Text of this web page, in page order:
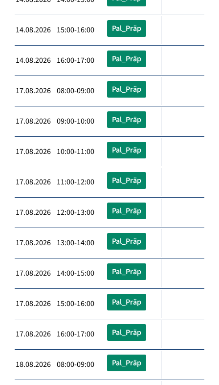
14.08.2026 15:00-16:00 Pal_Präp
14.08.2026 16:00-17:00 Pal_Präp
17.08.2026 08:00-09:00 Pal_Präp
17.08.2026 09:00-10:00 Pal_Präp
17.08.2026 10:00-11:00 Pal_Präp
17.08.2026 11:00-12:00 Pal_Präp
17.08.2026 12:00-13:00 Pal_Präp
17.08.2026 13:00-14:00 Pal_Präp
17.08.2026 14:00-15:00 Pal_Präp
17.08.2026 15:00-16:00 Pal_Präp
17.08.2026 16:00-17:00 Pal_Präp
18.08.2026 08:00-09:00 Pal_Präp